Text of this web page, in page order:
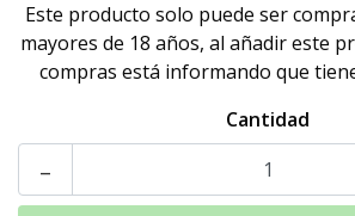
Este producto solo puede ser
mayores de 18 años, al añadir este
compras está informando que
Cantidad
-